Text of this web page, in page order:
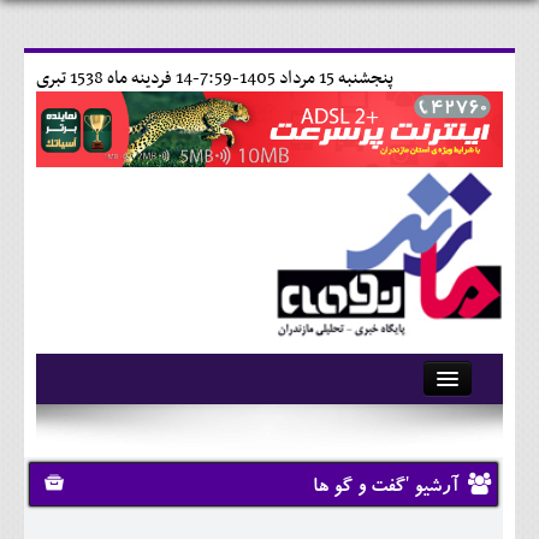
14 فردينه ماه 1538 تبری پنجشنبه 15 مرداد 1405-7:59-
آرشیو
تماس با ما
وبلاگ
آرشیو 'گفت و گو ها